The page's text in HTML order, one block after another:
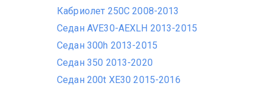
Кабриолет 250C 2008-2013
Седан AVE30-AEXLH 2013-2015
Седан 300h 2013-2015
Седан 350 2013-2020
Седан 200t XE30 2015-2016